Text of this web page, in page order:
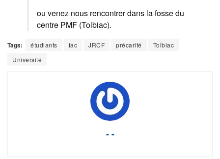
ou venez nous rencontrer dans la fosse du
centre PMF (Tolbiac).
Tags: étudiants fac JRCF précarité
Tolbiac
Université
- -